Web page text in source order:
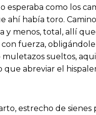
como los
había toro.
y menos, total, allí
con fuerza,
sueltos,
abreviar el
estrecho de